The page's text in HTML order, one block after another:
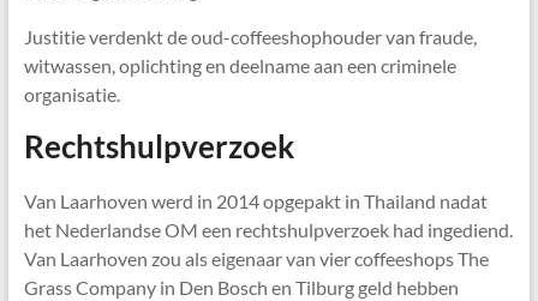
Justitie verdenkt de oud-coffeeshophouder van fraude,
witwassen, oplichting en deelname aan een criminele
organisatie.
Rechtshulpverzoek
Van Laarhoven werd in 2014 opgepakt in Thailand nadat
het Nederlandse OM een rechtshulpverzoek had ingediend.
Van Laarhoven zou als eigenaar van vier coffeeshops The
Grass Company in Den Bosch en Tilburg geld hebben